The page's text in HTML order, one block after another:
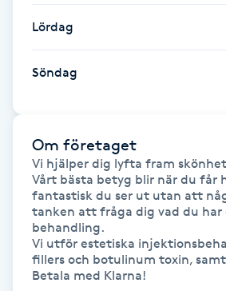
Gravidmassage
Gravidyoga
Gua Sha-massage
Hatha Yoga
Headspa
Lördag
Söndag
Om företaget
Vi hjälper dig lyfta fram
Vårt bästa betyg blir när du får
fantastisk du ser ut utan att
tanken att fråga dig vad du
behandling.
Vi utför estetiska
fillers och botulinum toxin,
Betala med Klarna!